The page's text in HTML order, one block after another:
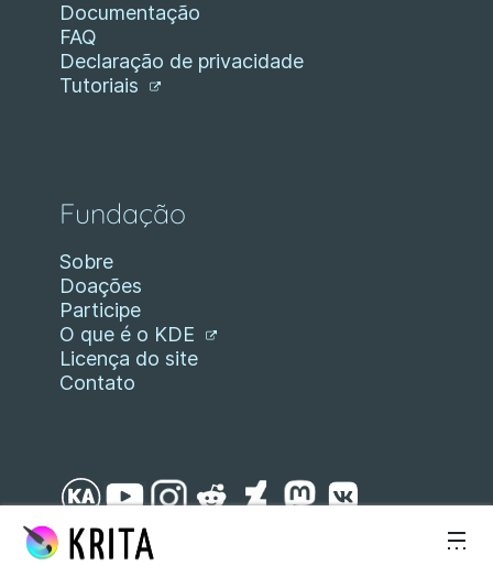
Documentação
FAQ
Declaração de privacidade
Tutoriais
Fundação
Sobre
Doações
Participe
O que é o KDE
Licença do site
Contato